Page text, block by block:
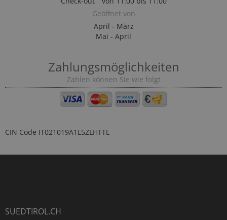
Geöffnet von
April - März
Mai - April
Zahlungsmöglichkeiten
Zahlen können Sie wie folgt
CIN Code IT021019A1L5ZLHTTL
SUEDTIROL.CH